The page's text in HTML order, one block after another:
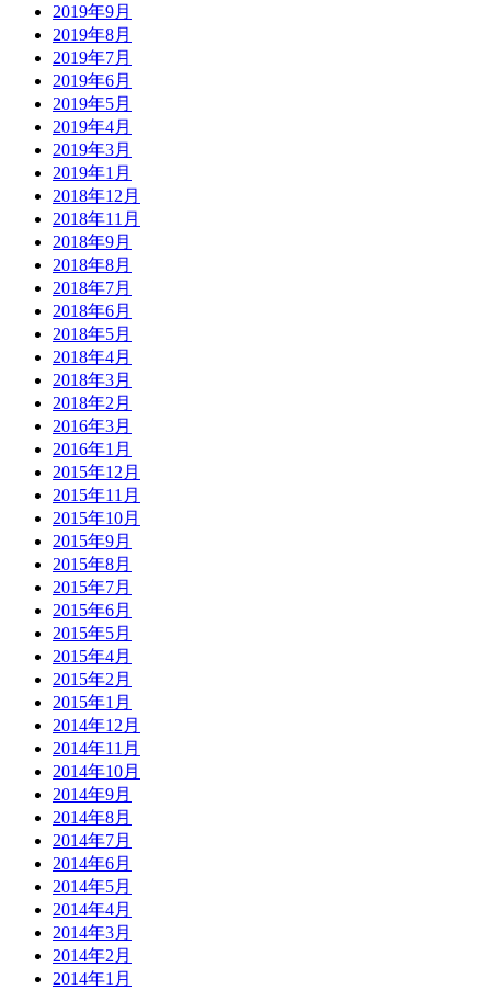
2019年9月
2019年8月
2019年7月
2019年6月
2019年5月
2019年4月
2019年3月
2019年1月
2018年12月
2018年11月
2018年9月
2018年8月
2018年7月
2018年6月
2018年5月
2018年4月
2018年3月
2018年2月
2016年3月
2016年1月
2015年12月
2015年11月
2015年10月
2015年9月
2015年8月
2015年7月
2015年6月
2015年5月
2015年4月
2015年2月
2015年1月
2014年12月
2014年11月
2014年10月
2014年9月
2014年8月
2014年7月
2014年6月
2014年5月
2014年4月
2014年3月
2014年2月
2014年1月